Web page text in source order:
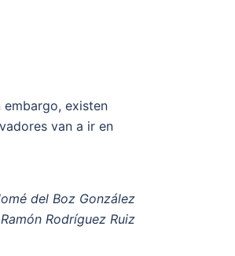
embargo, existen
van a ir en
del Boz González
Rodríguez Ruiz